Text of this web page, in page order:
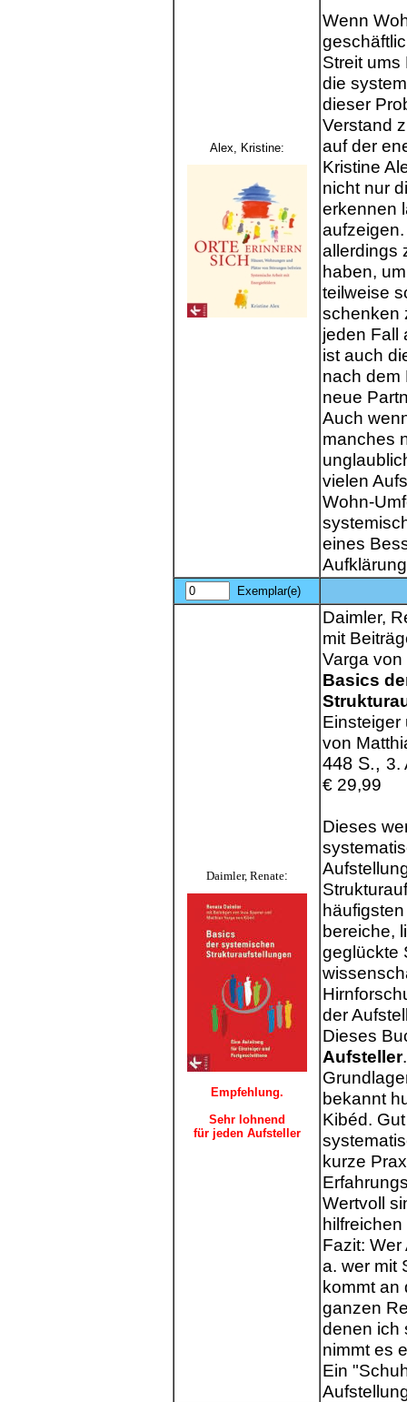
Alex, Kristine:
Wenn
Streit ums
die
dieser
Verstand
auf der
Kristine
nicht nur
erkennen
allerdings
haben,
teilweise
schenken
jeden Fall
ist auch
nach dem
neue
Auch
manches
vielen
Wohn-
eines
Exemplar(e)
Daimler, Renate:
Empfehlung.
Sehr lohnend
für jeden Aufsteller
Daimler,
mit
Varga von
Basics
Einsteiger
von
448 S., 3.
€ 29,99
Dieses
bereiche,
geglückte
der
Dieses
Aufsteller
bekannt
Kibéd.
kurze
Wertvoll
Fazit:
a. wer mit
kommt an
ganzen
denen ich
nimmt es
Ein